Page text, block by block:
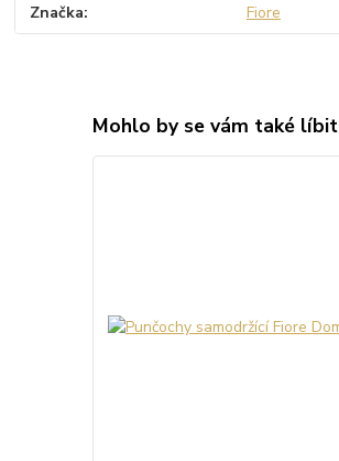
Značka Fiore
Mohlo by se vám také líbit